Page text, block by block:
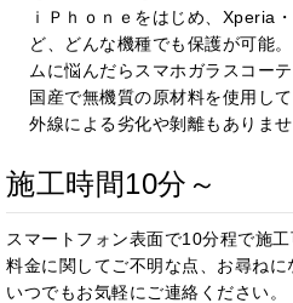
ｉＰｈｏｎｅをはじめ、Xperia
ど、どんな機種でも保護が可能
ムに悩んだらスマホガラスコー
国産で無機質の原材料を使用し
外線による劣化や剝離もありませ
施工時間10分～
スマートフォン表面で10分程で施工
料金に関してご不明な点、お尋ねに
いつでもお気軽にご連絡ください。